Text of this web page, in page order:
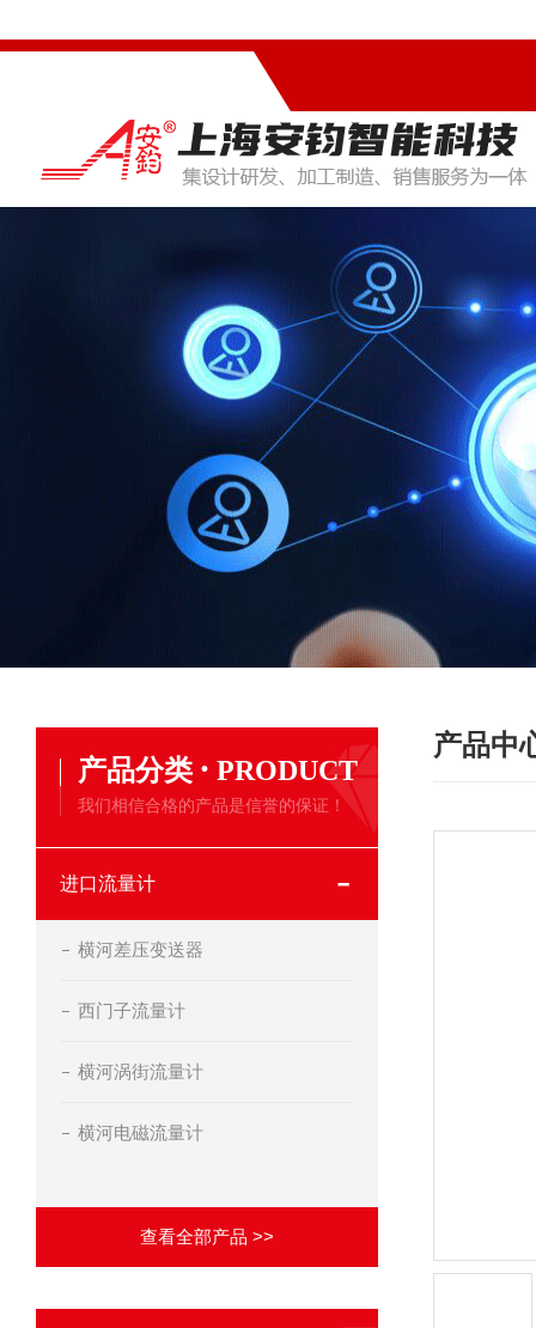
产品分类 · PRODUCT
我们相信合格的产品是信誉的保证！
进口流量计
横河差压变送器
西门子流量计
横河涡街流量计
横河电磁流量计
查看全部产品 >>
产品中